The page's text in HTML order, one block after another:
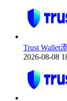
Trust Wallet
2026-08-08